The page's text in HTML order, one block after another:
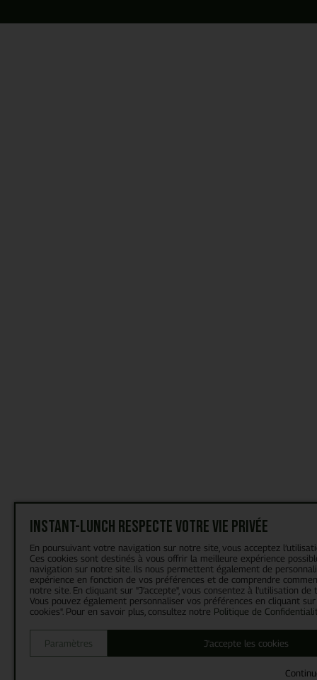
Instant-Lunch respecte votre vie privée
En poursuivant votre navigation sur notre site, vous acceptez
Ces cookies sont destinés à vous offrir la meilleure expérience
navigation sur notre site. Ils nous permettent également de
expérience en fonction de vos préférences et de comprendre
notre site. En cliquant sur "J’accepte", vous consentez à l'utilisation de
Vous pouvez également personnaliser vos préférences en cliquant
cookies". Pour en savoir plus, consultez notre Politique de
J'accepte les cookies
Paramètres